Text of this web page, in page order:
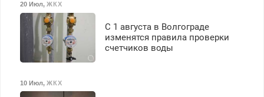
20 Июл, ЖКХ
С 1 августа в Волгограде
изменятся правила проверки
счетчиков воды
10 Июл, ЖКХ